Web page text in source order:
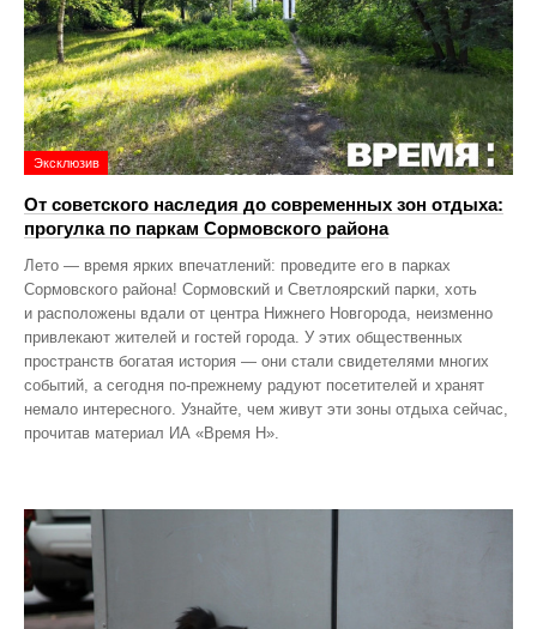
Эксклюзив
От советского наследия до современных зон отдыха:
прогулка по паркам Сормовского района
Лето — время ярких впечатлений: проведите его в парках
Сормовского района! Сормовский и Светлоярский парки, хоть
и расположены вдали от центра Нижнего Новгорода, неизменно
привлекают жителей и гостей города. У этих общественных
пространств богатая история — они стали свидетелями многих
событий, а сегодня по‑прежнему радуют посетителей и хранят
немало интересного. Узнайте, чем живут эти зоны отдыха сейчас,
прочитав материал ИА «Время Н».